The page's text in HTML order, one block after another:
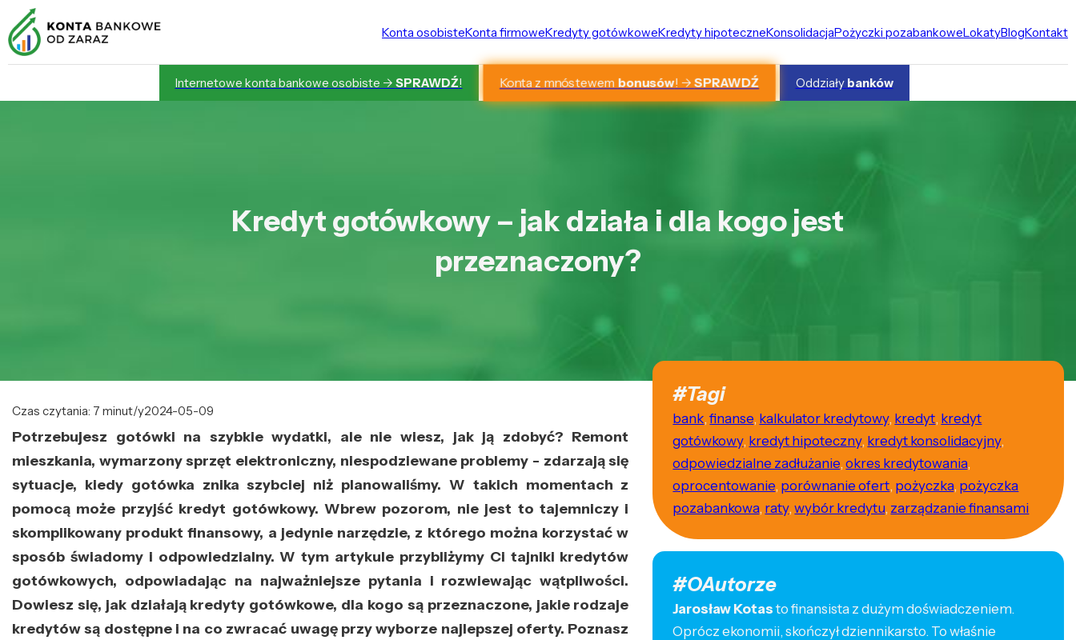
Konta osobisteKonta firmoweKredyty gotówkoweKredyty hipoteczneKonsolidacjaPożyczki pozabankoweLokatyBlogKontakt
Internetowe konta bankowe osobiste -> SPRAWDŹ! Konta z mnóstewem bonusów! -> SPRAWDŹ Oddziały banków
Kredyt gotówkowy – jak działa i dla kogo jest
przeznaczony?
Czas czytania: 7 minut/y2024-05-09
Potrzebujesz gotówki na szybkie wydatki, ale nie wiesz, jak ją zdobyć? Remont
mieszkania, wymarzony sprzęt elektroniczny, niespodziewane problemy - zdarzają się
sytuacje, kiedy gotówka znika szybciej niż planowaliśmy. W takich momentach z
pomocą może przyjść kredyt gotówkowy. Wbrew pozorom, nie jest to tajemniczy i
skomplikowany produkt finansowy, a jedynie narzędzie, z którego można korzystać w
sposób świadomy i odpowiedzialny. W tym artykule przybliżymy Ci tajniki kredytów
gotówkowych, odpowiadając na najważniejsze pytania i rozwiewając wątpliwości.
Dowiesz się, jak działają kredyty gotówkowe, dla kogo są przeznaczone, jakie rodzaje
kredytów są dostępne i na co zwracać uwagę przy wyborze najlepszej oferty. Poznasz
#Tagi
bank,finanse, kalkulator kredytowy, kredyt, kredyt
gotówkowy, kredyt hipoteczny, kredyt konsolidacyjny,
odpowiedzialne zadłużanie,okres kredytowania,
oprocentowanie, porównanie ofert, pożyczka, pożyczka
pozabankowa, raty,wybór kredytu, zarządzanie finansami
#OAutorze
Jarosław Kotas to finansista z dużym doświadczeniem.
Oprócz ekonomii, skończył dziennikarsto. To właśnie